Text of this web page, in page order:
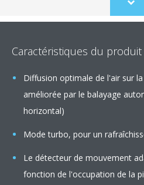
Scroll
to
Caractéristiques du produit
Diffusion optimale de l'air sur
améliorée par le balayage
horizontal)
Mode turbo, pour un
Le détecteur de mouvement
fonction de l'occupation de la